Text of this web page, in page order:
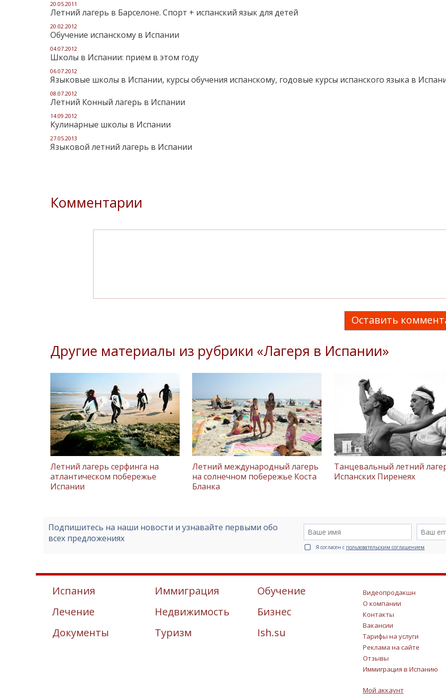
20.05.2011
Летний лагерь в Барселоне. Спорт + испанский язык для детей
20.02.2012
Обучение испанскому в Испании
04.07.2012
Школы в Испании: прием в этом году
06.07.2012
Языковые школы в Испании, курсы обучения испанскому, годовые курсы испанского языка в
08.07.2012
Летний Конный лагерь в Испании
14.09.2012
Кулинарные школы в Испании
27.05.2013
Языковой летний лагерь в Испании
Комментарии
Оставить
Другие материалы из рубрики «Лагеря в Испании»
Летний лагерь серфинга на
атлантическом побережье
Испании
Летний международный лагерь
на солнечном побережье Коста
Бланка
Танцевальный летний
Испанских Пиренеях
Подпишитесь на наши новости и узнавайте первыми обо
всех предложениях
Я согласен с пользовательским соглашением
Испания Иммиграция
Обучение
Лечение
Недвижимость
Бизнес
Документы
Туризм Ish.su
Видеопродакшн
О компании
Контакты
Вакансии
Тарифы на услуги
Реклама на сайте
Отзывы
Иммиграция в Испанию
Мой аккаунт